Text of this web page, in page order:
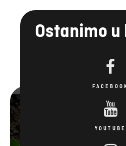
Ostanimo
YOUTUBE